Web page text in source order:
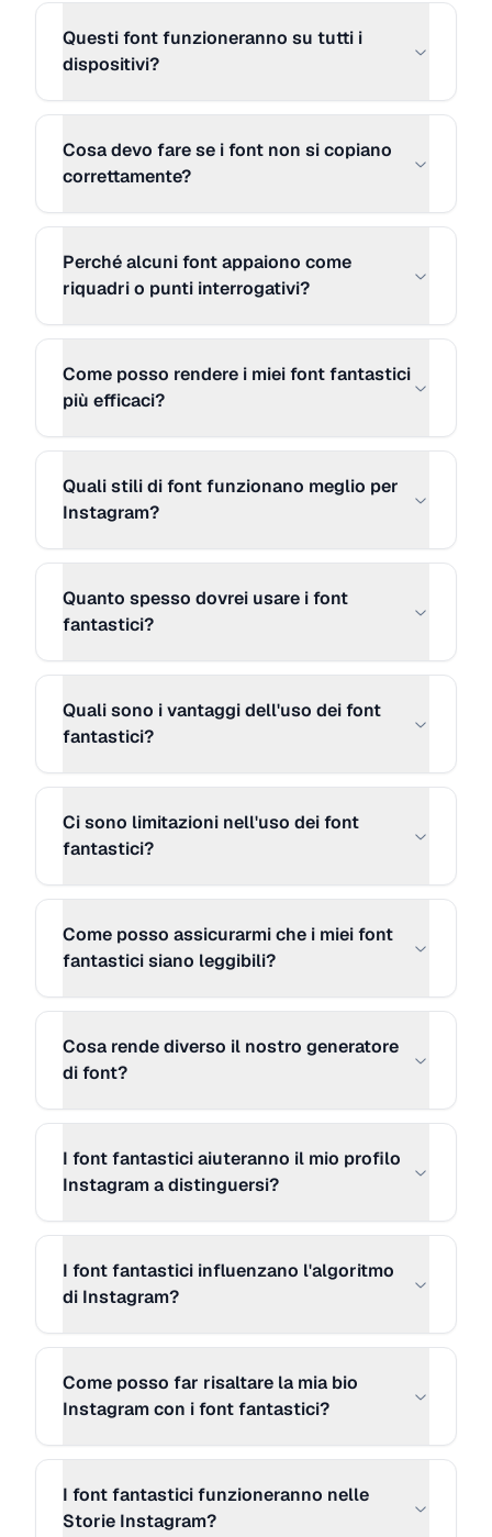
ȶʏքɛ ʏօʊʀ ƈǟքȶɨօռ ɦɛʀɛ...
MORE STYLE 14 Copia
ᏖᎩᎮᏋ ᎩᎧᏬᏒ ፈᏗᎮᏖᎥᎧᏁ ᏂᏋᏒᏋ...
MORE STYLE 15 Copia
𝐓𝐲𝐩𝐞 𝐲𝐨𝐮𝐫 𝐜𝐚𝐩𝐭𝐢𝐨𝐧 𝐡𝐞𝐫𝐞...
MORE STYLE 18
ƬYPΣ YӨЦЯ ᄃΛPƬIӨП ΉΣЯΣ...
MORE STYLE 19
MORE STYLE 20 Copia
MORE STYLE 21 Copia
₮Ɏ₱Ɇ ɎØɄⱤ ₵₳₱₮łØ₦ ⱧɆⱤɆ...
ㄒㄚ卩乇 ㄚㄖㄩ尺 匚卂卩ㄒ丨ㄖ几 卄
MORE STYLE 23 Copia
ｲﾘｱ乇 ﾘのひ尺 ᄃﾑｱｲﾉの刀 ん乇尺乇...
MORE STYLE 24 Copia
【T】【y】【p】【e】 【y】【o】
【i】【o】【n】 【h】【e】【r】
【e】【.】【.】【.】
MORE STYLE 25 Copia
『T』『y』『p』『e』 『y』『o』
『u』『r』 『c』『a』『p』『t』
『e』『.』『.』『.』
MORE STYLE 26
Questi font funzioneranno su tutti i
dispositivi?
Cosa devo fare se i font non si copiano
correttamente?
Perché alcuni font appaiono come
riquadri o punti interrogativi?
Come posso rendere i miei font fantastici
più efficaci?
Quali stili di font funzionano meglio per
Instagram?
Quanto spesso dovrei usare i font
fantastici?
Quali sono i vantaggi dell'uso dei font
fantastici?
Ci sono limitazioni nell'uso dei font
fantastici?
Come posso assicurarmi che i miei font
fantastici siano leggibili?
Cosa rende diverso il nostro generatore
di font?
I font fantastici aiuteranno il mio profilo
Instagram a distinguersi?
I font fantastici influenzano l'algoritmo
di Instagram?
Come posso far risaltare la mia bio
Instagram con i font fantastici?
I font fantastici funzioneranno nelle
Storie Instagram?